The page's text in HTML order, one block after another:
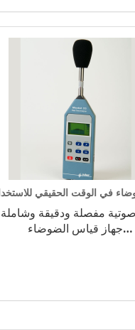
في الوقت الحقيقي
مفصلة ودقيقة
جهاز قياس الضوضاء…